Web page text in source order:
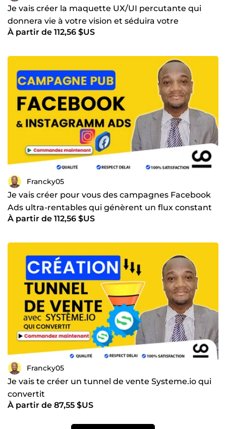
Je vais créer la maquette UX/UI percutante qui
donnera vie à votre vision et séduira votre
audience
À partir de 112,56 $US
Francky05
Je vais créer pour vous des campagnes Facebook
Ads ultra-rentables qui génèrent un flux constant
de clients
À partir de 112,56 $US
Francky05
Je vais te créer un tunnel de vente Systeme.io qui
convertit
À partir de 87,55 $US